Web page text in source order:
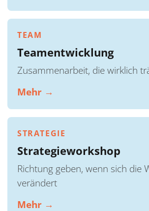
TEAM
Teamentwicklung
Zusammenarbeit, die wirklich
Mehr →
STRATEGIE
Strategieworkshop
Richtung geben, wenn sich die
verändert
Mehr →